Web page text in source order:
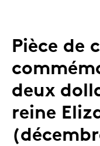
Pièce de
deux
reine